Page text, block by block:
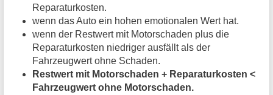
Reparaturkosten.
wenn das Auto ein hohen emotionalen Wert hat.
wenn der Restwert mit Motorschaden plus die
Reparaturkosten niedriger ausfällt als der
Fahrzeugwert ohne Schaden.
Restwert mit Motorschaden + Reparaturkosten <
Fahrzeugwert ohne Motorschaden.